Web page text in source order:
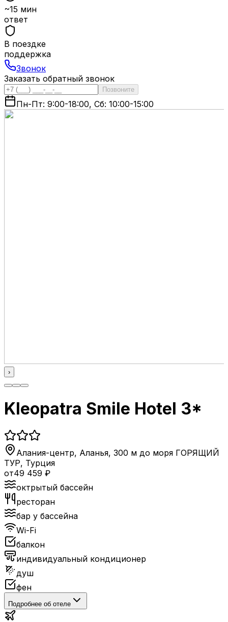
~15 мин
ответ
В поездке
поддержка
Звонок
Заказать обратный звонок
Позвоните
Пн-Пт: 9:00-18:00, Сб: 10:00-15:00
›
Kleopatra Smile Hotel 3*
Алания-центр, Аланья, 300 м до моря ГОРЯЩИЙ
ТУР, Турция
от49 459 ₽
октрытый бассейн
ресторан
бар у бассейна
Wi-Fi
балкон
индивидуальный кондиционер
душ
фен
Подробнее об отеле